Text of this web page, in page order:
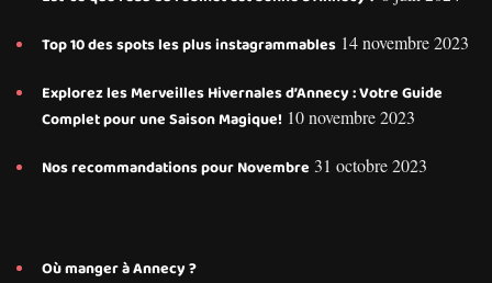
Top 10 des spots les plus instagrammables 14 novembre 2023
Explorez les Merveilles Hivernales d’Annecy : Votre Guide
Complet pour une Saison Magique! 10 novembre 2023
Nos recommandations pour Novembre 31 octobre 2023
Où manger à Annecy ?